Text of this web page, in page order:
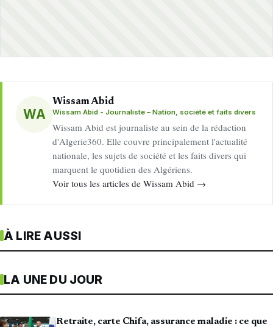
WA
Wissam Abid
Wissam Abid - Journaliste – Nation, société et faits divers
Wissam Abid est journaliste au sein de la rédaction
d'Algerie360. Elle couvre principalement l'actualité
nationale, les sujets de société et les faits divers qui
marquent le quotidien des Algériens.
Voir tous les articles de Wissam Abid →
À LIRE AUSSI
LA UNE DU JOUR
Retraite, carte Chifa, assurance maladie : ce que